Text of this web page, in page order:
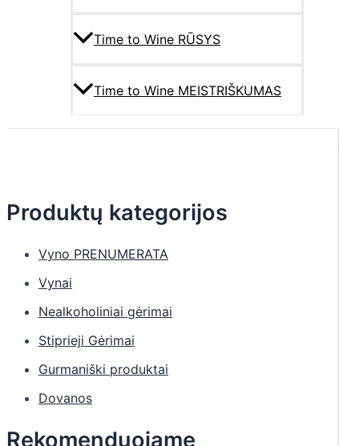
Time to Wine RŪSYS
Time to Wine MEISTRIŠKUMAS
Produktų kategorijos
Vyno PRENUMERATA
Vynai
Nealkoholiniai gėrimai
Stiprieji Gėrimai
Gurmaniški produktai
Dovanos
Rekomenduojame